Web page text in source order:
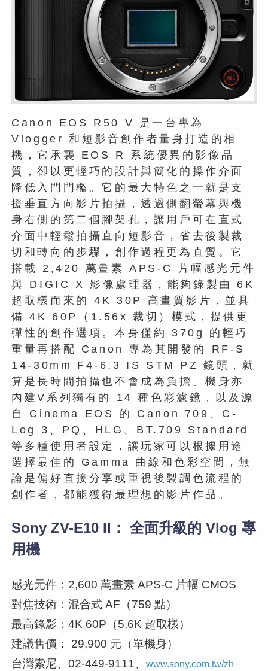
Canon EOS R50 V 是一台專為
Vlogger 和短影音創作者量身打造的相
機，它承襲 EOS R 系統優異的影像品
質，卻以更輕巧的設計與簡化的操作介面
降低入門門檻。它的最大特色之一就是支
援垂直方向影片拍攝，透過側翻螢幕與機
身右側的第二個腳架孔，讓用戶可在直式
介面中輕鬆拍攝直向短影音，省去後製裁
切和轉向的步驟，創作過程更為直覺。它
搭載 2,420 萬畫素 APS-C 片幅感光元件
與 DIGIC X 影像處理器，能夠錄製由 6K
超取樣而來的 4K 30P 高畫質影片，並具
備 4K 60P（1.56x 裁切）模式，提供更
彈性的創作選項。本身僅約 370g 的輕巧
重量再搭配 Canon 專為其開發的 RF-S
14-30mm F4-6.3 IS STM PZ 鏡頭，就
算是長時間拍攝也不會成為負擔。機身亦
內建V系列獨有的 14 種色彩濾鏡，以及源
自 Cinema EOS 的 Canon 709、C-
Log 3、PQ、HLG、BT.709 Standard
等多種使用者設定，讓玩家可以根據用途
選擇最佳的 Gamma 曲線和色彩空間，無
論是偏好直接分享或重視後製調色流程的
創作者，都能獲得最理想的影片作品。
Sony ZV-E10 II： 全面升級的 Vlog 專
用機
感光元件：2,600 萬畫素 APS-C 片幅 CMOS
對焦技術：混合式 AF（759 點）
最高錄影：4K 60P（5.6K 超取樣）
建議售價： 29,900 元（單機身）
台灣索尼、02-449-9111、www.sony.com.tw/zh